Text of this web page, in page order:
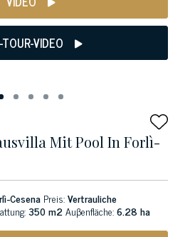
VIDEO
Mit Pool In Forlì-
Cesena Preis:Vertrauliche
350 m2Auβenfläche:6.28 ha